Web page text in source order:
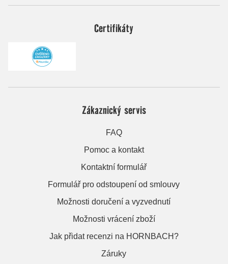
Certifikáty
Zákaznický servis
FAQ
Pomoc a kontakt
Kontaktní formulář
Formulář pro odstoupení od smlouvy
Možnosti doručení a vyzvednutí
Možnosti vrácení zboží
Jak přidat recenzi na HORNBACH?
Záruky